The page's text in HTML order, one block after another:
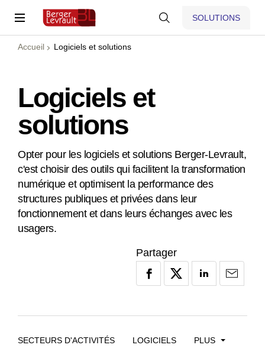
SOLUTIONS
Accueil Logiciels et solutions
Logiciels et
solutions
Opter pour les logiciels et solutions Berger-Levrault,
c'est choisir des outils qui facilitent la transformation
numérique et optimisent la performance des
structures publiques et privées dans leur
fonctionnement et dans leurs échanges avec les
usagers.
Partager
SECTEURS D'ACTIVITÉS LOGICIELS PLUS